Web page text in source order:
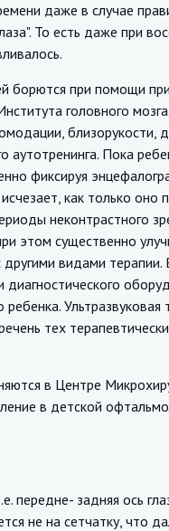
даже в случае
То есть даже при
борются при помощи
головного
близорукости,
Пока
фиксируя
как только оно
неконтрастного
этом существенно
видами
Ультразвуковая
тех
в Центре
в детской
задняя ось
не на сетчатку, что